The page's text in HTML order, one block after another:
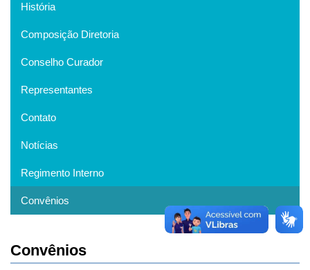
História
Composição Diretoria
Conselho Curador
Representantes
Contato
Notícias
Regimento Interno
Convênios
Convênios